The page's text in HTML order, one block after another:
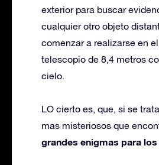
exterior para buscar
cualquier otro objeto
comenzar a realizarse en
telescopio de 8,4 metros
cielo.
LO cierto es, que, si se
mas misteriosos que
grandes enigmas para